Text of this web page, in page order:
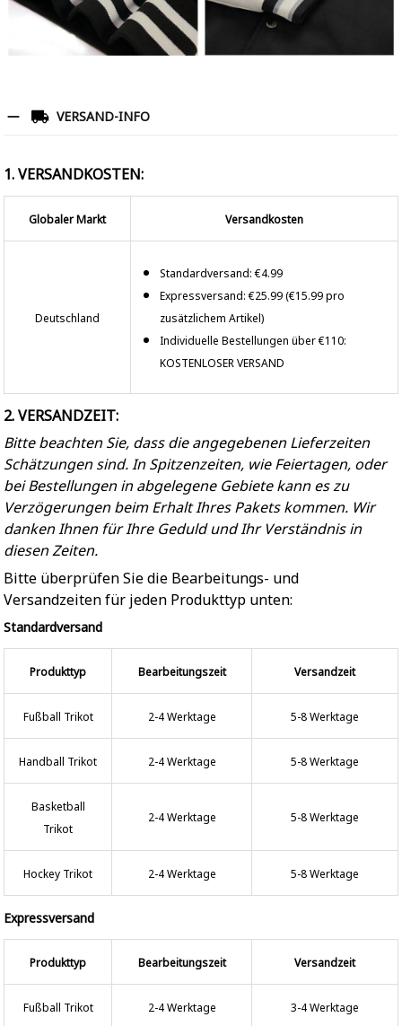
VERSAND-INFO
1. VERSANDKOSTEN:
Globaler Markt Versandkosten
Deutschland
Standardversand: €4.99
Expressversand: €25.99 (€15.99 pro
zusätzlichem Artikel)
Individuelle Bestellungen über €110:
KOSTENLOSER VERSAND
2. VERSANDZEIT:
Bitte beachten Sie, dass die angegebenen Lieferzeiten
Schätzungen sind. In Spitzenzeiten, wie Feiertagen, oder
bei Bestellungen in abgelegene Gebiete kann es zu
Verzögerungen beim Erhalt Ihres Pakets kommen. Wir
danken Ihnen für Ihre Geduld und Ihr Verständnis in
diesen Zeiten.
Bitte überprüfen Sie die Bearbeitungs- und
Versandzeiten für jeden Produkttyp unten:
Standardversand
Produkttyp Bearbeitungszeit Versandzeit
Fußball Trikot 2-4 Werktage 5-8 Werktage
Handball Trikot 2-4 Werktage 5-8 Werktage
Basketball
Trikot
2-4 Werktage 5-8 Werktage
Hockey Trikot 2-4 Werktage 5-8 Werktage
Expressversand
Produkttyp Bearbeitungszeit Versandzeit
Fußball Trikot 2-4 Werktage 3-4 Werktage